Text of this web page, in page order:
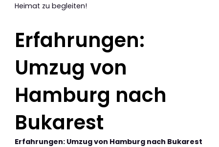
Heimat zu begleiten!
Erfahrungen:
Umzug von
Hamburg nach
Bukarest
Erfahrungen: Umzug von Hamburg nach Bukarest